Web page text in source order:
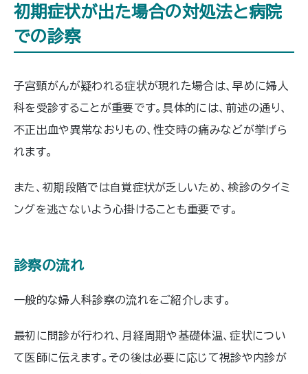
初期症状が出た場合の対処法と病院
での診察
子宮頸がんが疑われる症状が現れた場合は、早めに婦人
科を受診することが重要です。具体的には、前述の通り、
不正出血や異常なおりもの、性交時の痛みなどが挙げら
れます。
また、初期段階では自覚症状が乏しいため、検診のタイミ
ングを逃さないよう心掛けることも重要です。
診察の流れ
一般的な婦人科診察の流れをご紹介します。
最初に問診が行われ、月経周期や基礎体温、症状につい
て医師に伝えます。その後は必要に応じて視診や内診が